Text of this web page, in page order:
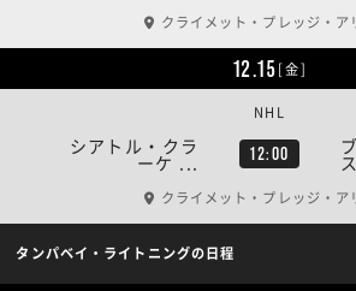
クライメット・プレッジ・ア
12.15[金]
シアトル・クラ
ーケ ... 12:00 ス
NHL
クライメット・プレッジ・ア
タンパベイ・ライトニングの日程